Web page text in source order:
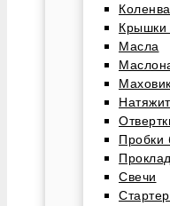
Крышки
Масла
Пробки
Свечи